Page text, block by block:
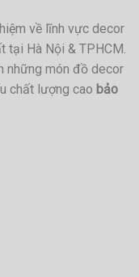
về lĩnh vực decor
tại Hà Nội & TPHCM.
những món đồ decor
chất lượng cao bảo